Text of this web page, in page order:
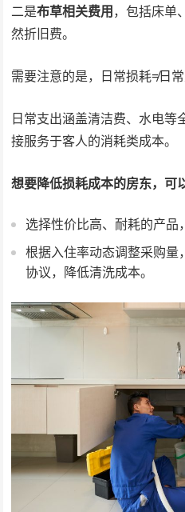
二是布草相关费用，包括床单
然折旧费。
需要注意的是，日常损耗≠日常
日常支出涵盖清洁费、水电等
接服务于客人的消耗类成本。
想要降低损耗成本的房东，可
选择性价比高、耐耗的产品
根据入住率动态调整采购
协议，降低清洗成本。